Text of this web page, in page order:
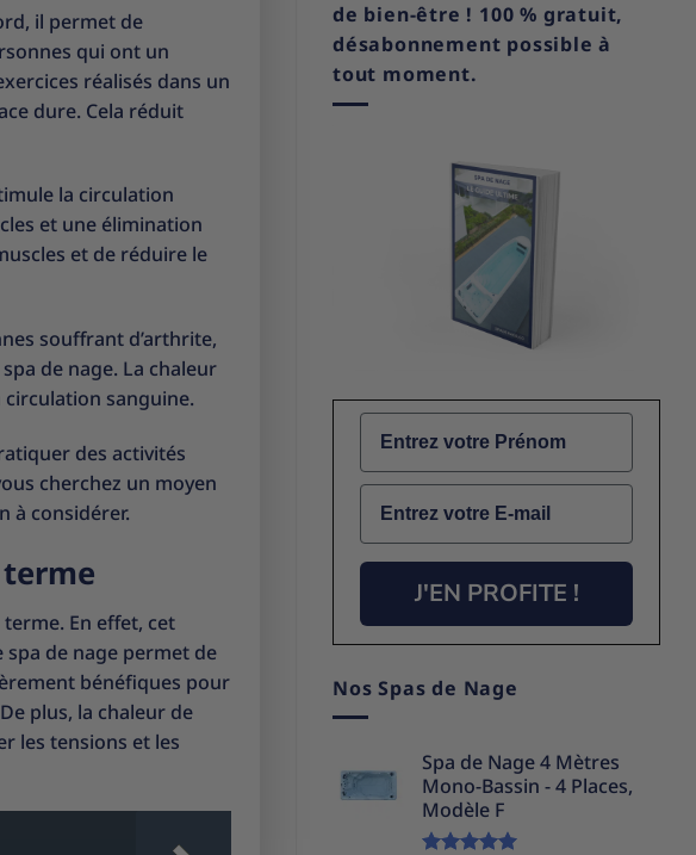
il permet de
qui ont un
réalisés dans un
dure. Cela réduit
la circulation
et une élimination
et de réduire le
souffrant d’arthrite,
de nage. La chaleur
circulation sanguine.
des activités
cherchez un moyen
à considérer.
En effet, cet
de nage permet de
bénéfiques pour
plus, la chaleur de
les tensions et les
de bien-être ! 100 % gratuit,
désabonnement possible à
tout moment.
Name
Email
J'EN PROFITE !
Nos Spas de Nage
Spa de Nage 4 Mètres
Mono-Bassin - 4 Places,
Modèle F